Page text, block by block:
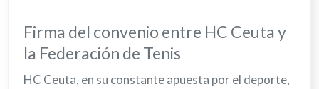
Firma del convenio entre HC Ceuta y
la Federación de Tenis
HC Ceuta, en su constante apuesta por el deporte,